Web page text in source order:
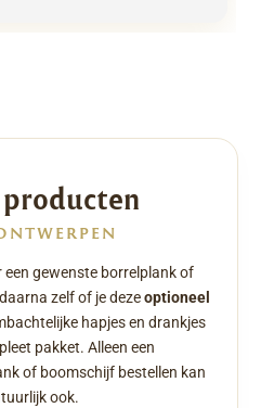
een gewenste borrelplank of
zelf of je dezeoptioneel
hapjes en drankjes
pakket. Alleen een
of boomschijf bestellen kan
ook.